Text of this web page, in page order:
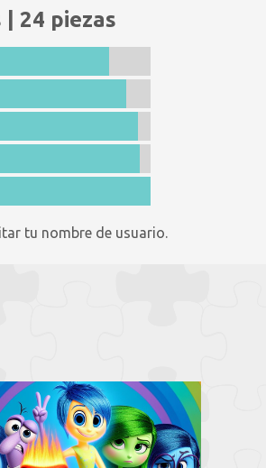
24 piezas
tu nombre de usuario.